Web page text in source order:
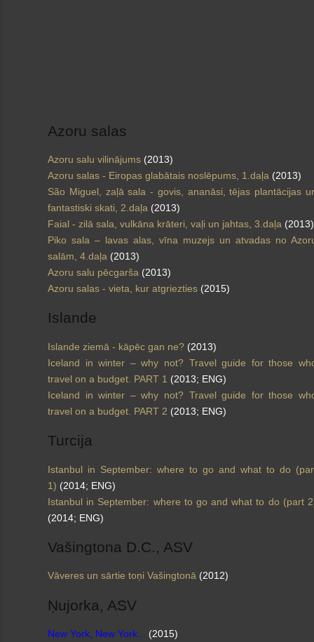
Azoru salas
Azoru salu vilinājums (2013)
Azoru salas - Eiropas glabātais noslēpums, 1.daļa (2013)
São Miguel, zaļā sala - govis, ananāsi, tējas plantācijas
fantastiski skati, 2.daļa (2013)
Faial - zilā sala, vulkāna krāteri, vaļi un jahtas, 3.daļa (2013)
Piko sala – lavas alas, vīna muzejs un atvadas no
salām, 4.daļa (2013)
Azoru salu pēcgarša (2013)
Azoru salas - vieta, kur atgriezties (2015)
Islande
Islande ziemā - kāpēc gan ne? (2013)
Iceland in winter – why not? Travel guide for those
travel on a budget. PART 1 (2013; ENG)
Iceland in winter – why not? Travel guide for those
travel on a budget. PART 2 (2013; ENG)
Turcija
Istanbul in September: where to go and what to do
1) (2014; ENG)
Istanbul in September: where to go and what to do (part
(2014; ENG)
Vašingtona D.C., ASV
Vāveres un sārtie toņi Vašingtonā (2012)
Ņujorka, ASV
New York, New York... (2015)